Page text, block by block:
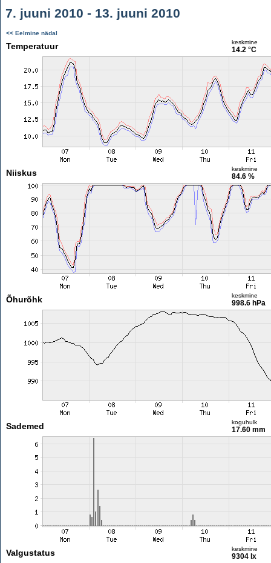
7. juuni 2010 - 13. juuni 2010
<< Eelmine nädal
Temperatuur keskmine
14.2 °C
Niiskus keskmine
84.6 %
Õhurõhk keskmine
998.6 hPa
Sademed koguhulk
17.60 mm
Valgustatus keskmine
9304 lx